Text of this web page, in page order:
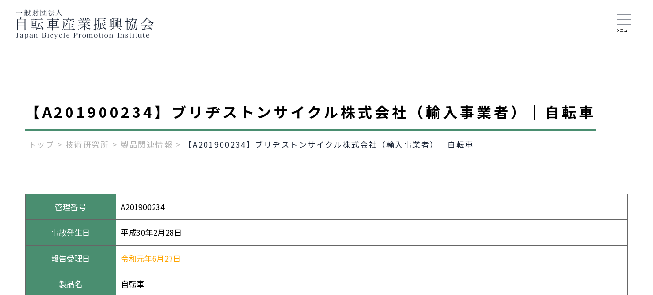
【A201900234】ブリヂストンサイクル株式会社（輸入事業者）｜自転車
トップ > 技術研究所 > 製品関連情報 > 【A201900234】ブリヂストンサイクル株式会社（輸入事業者）｜自転車
管理番号 A201900234
事故発生日 平成30年2月28日
報告受理日 令和元年6月27日
製品名 自転車